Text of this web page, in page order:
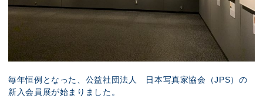
毎年恒例となった、 公益社団法人 日本写真家協会（JPS） の
新入会員展が始まりました。